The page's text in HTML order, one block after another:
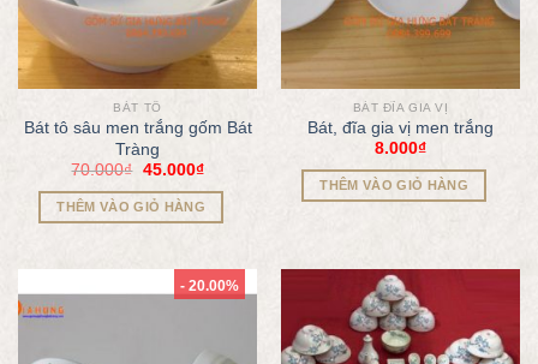
BÁT TÔ
Bát tô sâu men trắng gốm Bát
Tràng
70.000₫ 45.000₫
THÊM VÀO GIỎ HÀNG
BÁT ĐĨA GIA VỊ
Bát, đĩa gia vị men trắng
8.000₫
THÊM VÀO GIỎ HÀNG
- 20.00%